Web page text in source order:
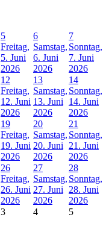
5
Freitag,
5. Juni
2026
6
Samstag,
6. Juni
2026
7
Sonntag,
7. Juni
2026
12
Freitag,
12. Juni
2026
13
Samstag,
13. Juni
2026
14
Sonntag,
14. Juni
2026
19
Freitag,
19. Juni
2026
20
Samstag,
20. Juni
2026
21
Sonntag,
21. Juni
2026
26
Freitag,
26. Juni
2026
27
Samstag,
27. Juni
2026
28
Sonntag,
28. Juni
2026
3 4 5